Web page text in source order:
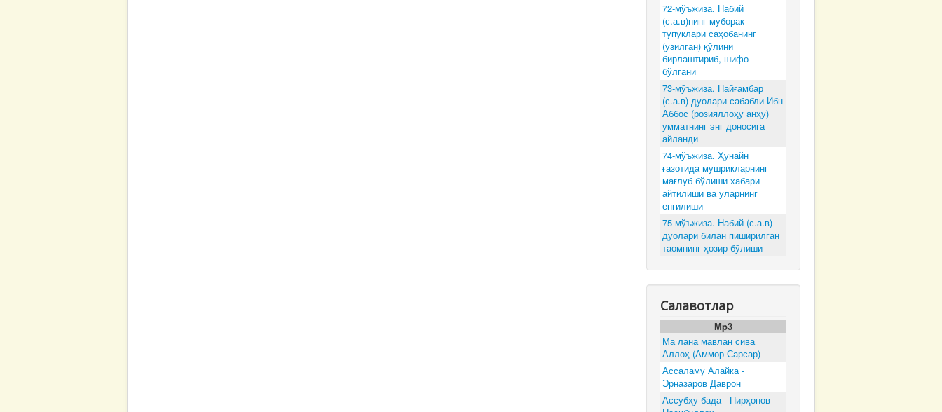
72-мўъжиза. Набий
(с.а.в)нинг муборак
тупуклари саҳобанинг
(узилган) қўлини
бирлаштириб, шифо
бўлгани
73-мўъжиза. Пайғамбар
(с.а.в) дуолари сабабли Ибн
Аббос (розияллоҳу анҳу)
умматнинг энг доносига
айланди
74-мўъжиза. Ҳунайн
ғазотида мушрикларнинг
мағлуб бўлиши хабари
айтилиши ва уларнинг
енгилиши
75-мўъжиза. Набий (с.а.в)
дуолари билан пиширилган
таомнинг ҳозир бўлиши
Салавотлар
Mp3
Ма лана мавлан сива
Аллоҳ (Аммор Сарсар)
Ассаламу Алайка -
Эрназаров Даврон
Ассубҳу бада - Пирҳонов